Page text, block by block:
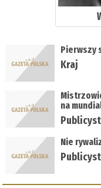
Pierwszy
Kraj
na
Nie